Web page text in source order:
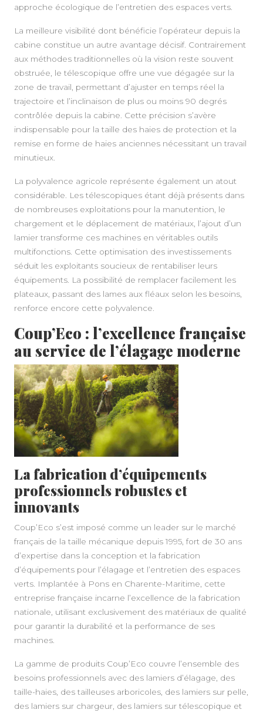
approche écologique de l’entretien des espaces verts.
La meilleure visibilité dont bénéficie l’opérateur depuis la
cabine constitue un autre avantage décisif. Contrairement
aux méthodes traditionnelles où la vision reste souvent
obstruée, le télescopique offre une vue dégagée sur la
zone de travail, permettant d’ajuster en temps réel la
trajectoire et l’inclinaison de plus ou moins 90 degrés
contrôlée depuis la cabine. Cette précision s’avère
indispensable pour la taille des haies de protection et la
remise en forme de haies anciennes nécessitant un travail
minutieux.
La polyvalence agricole représente également un atout
considérable. Les télescopiques étant déjà présents dans
de nombreuses exploitations pour la manutention, le
chargement et le déplacement de matériaux, l’ajout d’un
lamier transforme ces machines en véritables outils
multifonctions. Cette optimisation des investissements
séduit les exploitants soucieux de rentabiliser leurs
équipements. La possibilité de remplacer facilement les
plateaux, passant des lames aux fléaux selon les besoins,
renforce encore cette polyvalence.
Coup’Eco : l’excellence française
au service de l’élagage moderne
La fabrication d’équipements
professionnels robustes et
innovants
Coup’Eco s’est imposé comme un leader sur le marché
français de la taille mécanique depuis 1995, fort de 30 ans
d’expertise dans la conception et la fabrication
d’équipements pour l’élagage et l’entretien des espaces
verts. Implantée à Pons en Charente-Maritime, cette
entreprise française incarne l’excellence de la fabrication
nationale, utilisant exclusivement des matériaux de qualité
pour garantir la durabilité et la performance de ses
machines.
La gamme de produits Coup’Eco couvre l’ensemble des
besoins professionnels avec des lamiers d’élagage, des
taille-haies, des tailleuses arboricoles, des lamiers sur pelle,
des lamiers sur chargeur, des lamiers sur télescopique et